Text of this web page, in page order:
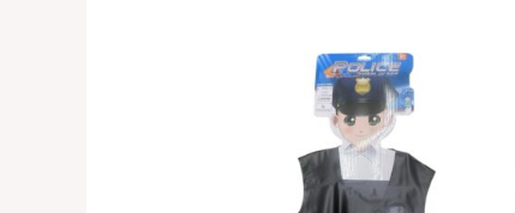
precio
original
₡2,350
El
precio
actual
es:
.
₡1,550